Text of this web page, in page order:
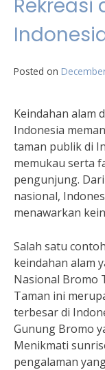
Rekreasi
Posted on
Keindahan alam
Indonesia
taman publik di
memukau serta
pengunjung.
nasional,
menawarkan
Salah satu
keindahan alam
Nasional Bromo
Taman ini
terbesar di
Gunung Bromo
Menikmati
pengalaman